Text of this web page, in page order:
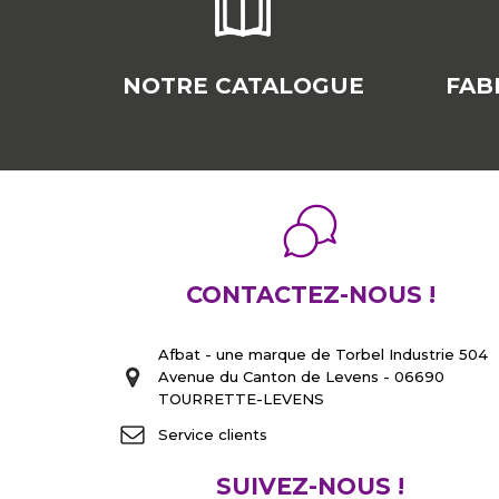
NOTRE CATALOGUE
CONTACTEZ-NOUS !
Afbat - une marque de Torbel Industrie 504
Avenue du Canton de Levens - 06690
TOURRETTE-LEVENS
Service clients
SUIVEZ-NOUS !